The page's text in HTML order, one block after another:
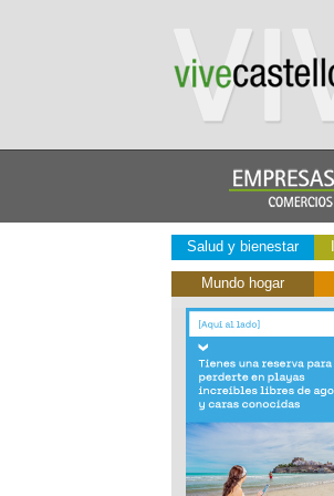
Salud y bienestar
Mundo hogar